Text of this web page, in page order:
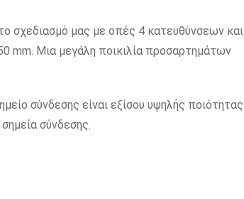
σχεδιασμό μας με οπές 4 κατευθύνσεων και
mm. Μια μεγάλη ποικιλία προσαρτημάτων
σύνδεσης είναι εξίσου υψηλής ποιότητας.
σύνδεσης.